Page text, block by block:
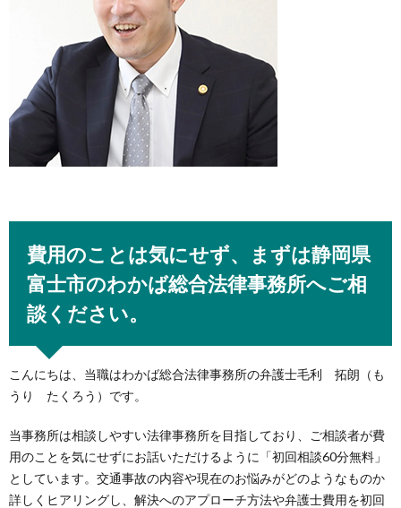
費用のことは気にせず、まずは静岡県
富士市のわかば総合法律事務所へご相
談ください。
こんにちは、当職はわかば総合法律事務所の弁護士毛利 拓朗（も
うり たくろう）です。
当事務所は相談しやすい法律事務所を目指しており、ご相談者が費
用のことを気にせずにお話いただけるように「初回相談60分無料」
としています。交通事故の内容や現在のお悩みがどのようなものか
詳しくヒアリングし、解決へのアプローチ方法や弁護士費用を初回